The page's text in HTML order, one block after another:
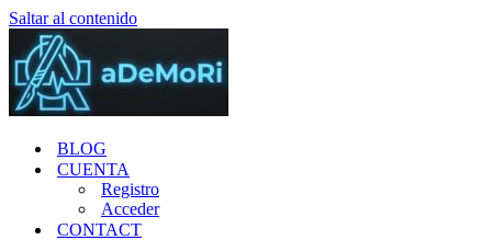
Saltar al contenido
BLOG
CUENTA
Registro
Acceder
CONTACT